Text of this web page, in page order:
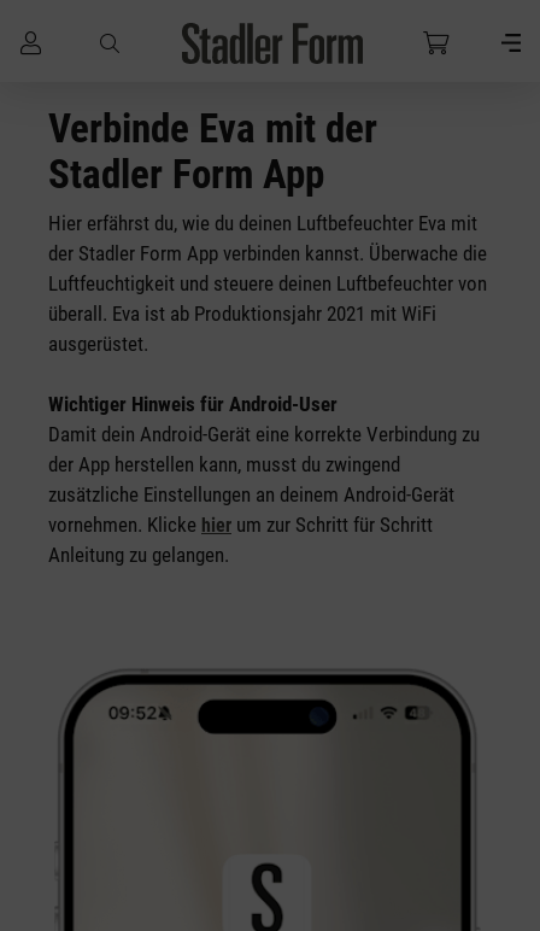
Zum Hauptinhalt springen
Verbinde Eva mit der
Stadler Form App
Hier erfährst du, wie du deinen Luftbefeuchter Eva mit
der Stadler Form App verbinden kannst. Überwache die
Luftfeuchtigkeit und steuere deinen Luftbefeuchter von
überall. Eva ist ab Produktionsjahr 2021 mit WiFi
ausgerüstet.
Wichtiger Hinweis für Android-User
Damit dein Android-Gerät eine korrekte Verbindung zu
der App herstellen kann, musst du zwingend
zusätzliche Einstellungen an deinem Android-Gerät
vornehmen. Klicke hier um zur Schritt für Schritt
Anleitung zu gelangen.